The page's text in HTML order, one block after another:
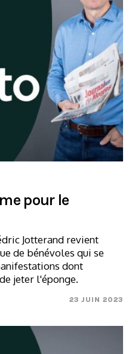
pour le
Jotterand revient
de bénévoles qui se
dont
jeter l'éponge.
23 JUIN 2023